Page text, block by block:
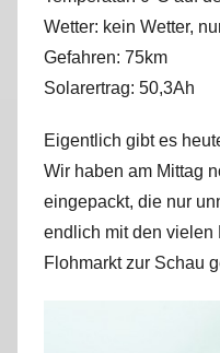
Wetter: kein Wetter,
Gefahren: 75km
Solarertrag: 50,3Ah
Eigentlich gibt es
Wir haben am Mittag
eingepackt, die nur
endlich mit den vielen
Flohmarkt zur Schau